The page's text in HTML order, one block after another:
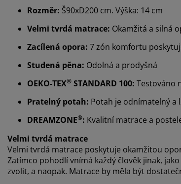
Rozměr: Š90xD200 cm. Výška: 14 cm
Velmi tvrdá matrace: Okamžitá a silná
Zacílená opora: 7 zón komfortu
Studená pěna: Odolná a prodyšná
OEKO-TEX® STANDARD 100: Testováno
Pratelný potah: Potah je odnímatelný a
DREAMZONE®: Kvalitní matrace a
Velmi tvrdá matrace
Velmi tvrdá matrace poskytuje okamžitou
Zatímco pohodlí vnímá každý člověk jinak,
zvolit, a naopak. Matrace by měla být